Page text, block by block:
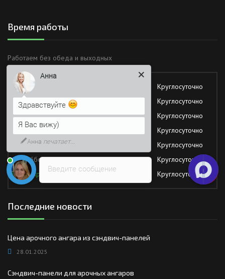
Время работы
Работаем без обеда и выходных
Понедельник
Круглосуточно
Круглосуточно
Среда
Круглосуточно
Четверг
Круглосуточно
Пятница
Круглосуточно
Суббота
Круглосуточно
Воскресение
Круглосуточно
Последние новости
Цена арочного ангара из сэндвич-панелей
28.01.2025
Сэндвич-панели для арочных ангаров
Введите сообщение
Здравствуйте
Я Вас вижу)
Напишите сюда свой вопрос.
Возможно, его решение будет
быстрее